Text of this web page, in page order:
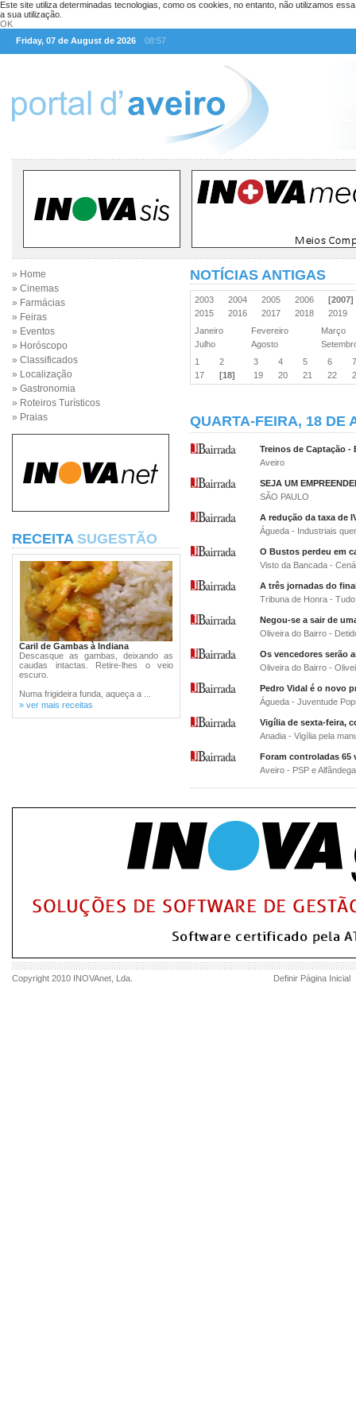
Este site utiliza determinadas tecnologias, como os cookies, no entanto, não utilizamos
a sua utilização.
OK
Friday, 07 de August de 2026
08:57
» Home
» Cinemas
» Farmácias
» Feiras
» Eventos
» Horóscopo
» Classificados
» Localização
» Gastronomia
» Roteiros Turísticos
» Praias
RECEITA SUGESTÃO
Caril de Gambas à Indiana
Descasque as gambas, deixando as
caudas intactas. Retire-lhes o veio
escuro.
Numa frigideira funda, aqueça a ...
» ver mais receitas
NOTÍCIAS ANTIGAS
2003 2004 2005 2006
[2007]
2015
2016 2017 2018
2019
Janeiro
Fevereiro
Março
Julho
Agosto
1
2 3 4 5 6
17
[18] 19 20 21 22
QUARTA-FEIRA, 18 DE
Treinos de Captação -
Aveiro
SEJA UM
SÃO PAULO
A redução da taxa de
Águeda - Industriais
O Bustos perdeu em
Visto da Bancada -
A três jornadas do
Tribuna de Honra -
Negou-se a sair de
Oliveira do Bairro -
Os vencedores serão
Oliveira do Bairro -
Pedro Vidal é o novo
Águeda - Juventude
Vigília de sexta-feira,
Anadia - Vigília pela
Foram controladas 65
Aveiro - PSP e
Copyright 2010 INOVAnet , Lda. Definir Página Inicial